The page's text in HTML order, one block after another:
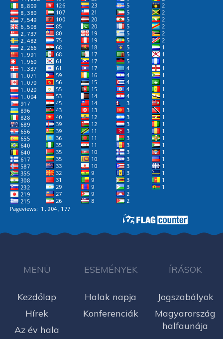
MENÜ
Kezdőlap
Hírek
Az év hala
ESEMÉNYEK
Halak napja
Konferenciák
ÍRÁSOK
Jogszabályok
Magyarország
halfaunája